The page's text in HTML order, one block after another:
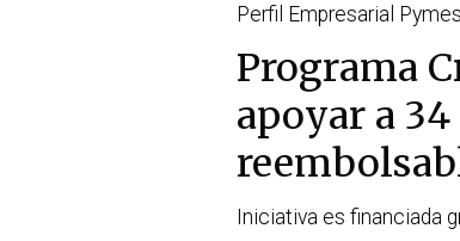
Perfil Empresarial Pymes
Programa
apoyar a
Iniciativa es financiada